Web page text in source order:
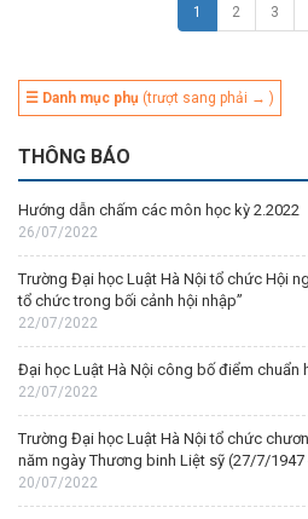
1 2 3
☰ Danh mục phụ (trượt sang phải → )
THÔNG BÁO
Hướng dẫn chấm các môn học kỳ 2.2022
26/07/2022
Trường Đại học Luật Hà Nội tổ chức Hội
tổ chức trong bối cảnh hội nhập”
22/07/2022
Đại học Luật Hà Nội công bố điểm chuẩn
22/07/2022
Trường Đại học Luật Hà Nội tổ chức
năm ngày Thương binh Liệt sỹ (27/7/
20/07/2022